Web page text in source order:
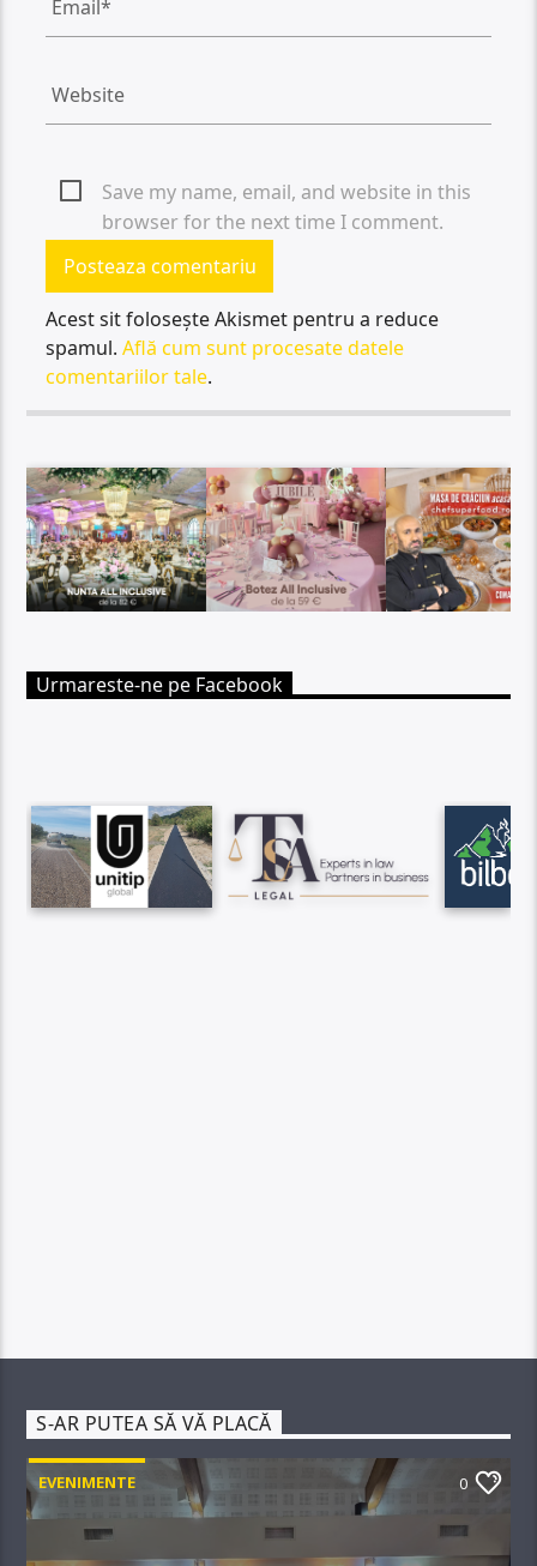
Save my name, email, and website in this
browser for the next time I comment.
Acest sit folosește Akismet pentru a reduce
spamul.Află cum sunt procesate datele
comentariilor tale.
Urmareste-ne pe Facebook
S-AR PUTEA SĂ VĂ PLACĂ
EVENIMENTE 0